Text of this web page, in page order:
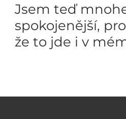
Jsem teď
spokojenější,
že to jde i v